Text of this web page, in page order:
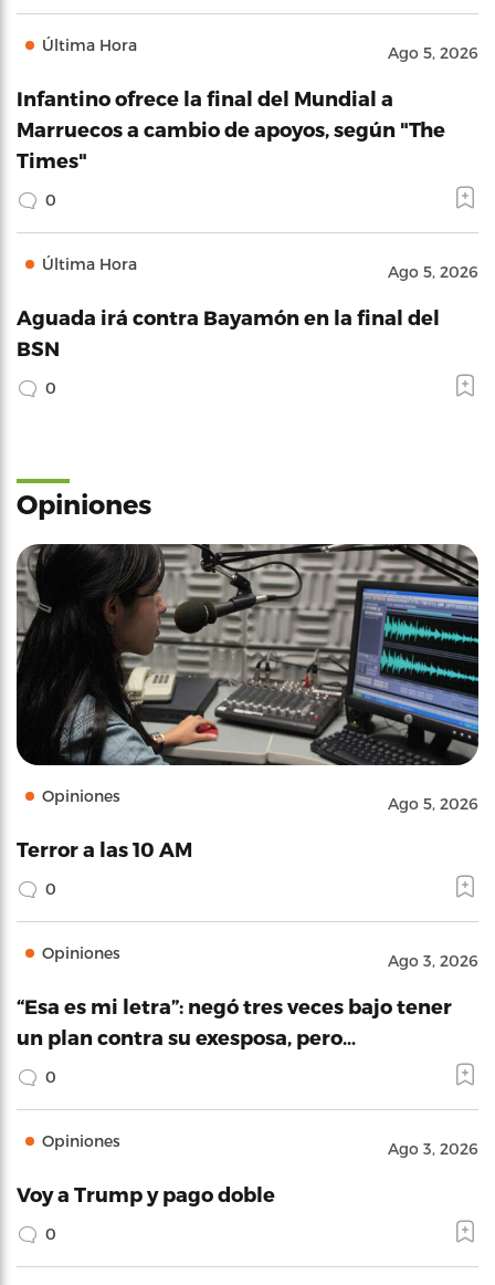
Última Hora Ago 5, 2026
Infantino ofrece la final del Mundial a
Marruecos a cambio de apoyos, según "The
Times"
0
Última Hora Ago 5, 2026
Aguada irá contra Bayamón en la final del
BSN
0
Opiniones
Opiniones Ago 5, 2026
Terror a las 10 AM
0
Opiniones Ago 3, 2026
“Esa es mi letra”: negó tres veces bajo tener
un plan contra su exesposa, pero…
0
Opiniones Ago 3, 2026
Voy a Trump y pago doble
0